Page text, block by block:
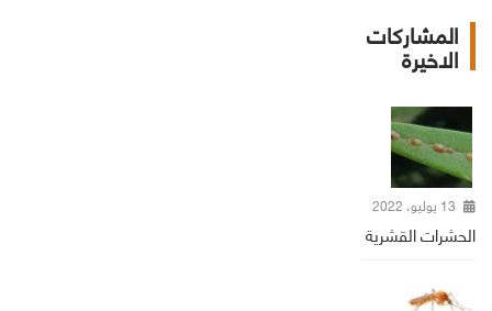
المشاركات
الاخيرة
13 يوليو، 2022
الحشرات القشرية